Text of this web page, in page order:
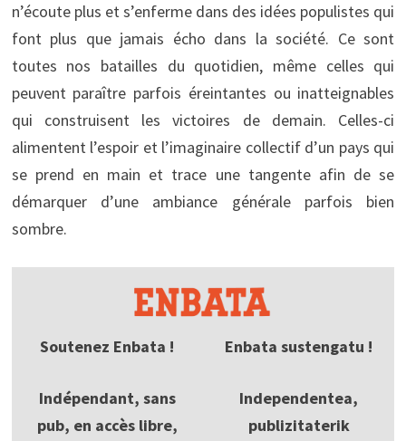
n’écoute plus et s’enferme dans des idées populistes qui
font plus que jamais écho dans la société. Ce sont
toutes nos batailles du quotidien, même celles qui
peuvent paraître parfois éreintantes ou inatteignables
qui construisent les victoires de demain. Celles-ci
alimentent l’espoir et l’imaginaire collectif d’un pays qui
se prend en main et trace une tangente afin de se
démarquer d’une ambiance générale parfois bien
sombre.
Soutenez Enbata !
Indépendant, sans
pub, en accès libre,
Enbata sustengatu !
Independentea,
publizitaterik